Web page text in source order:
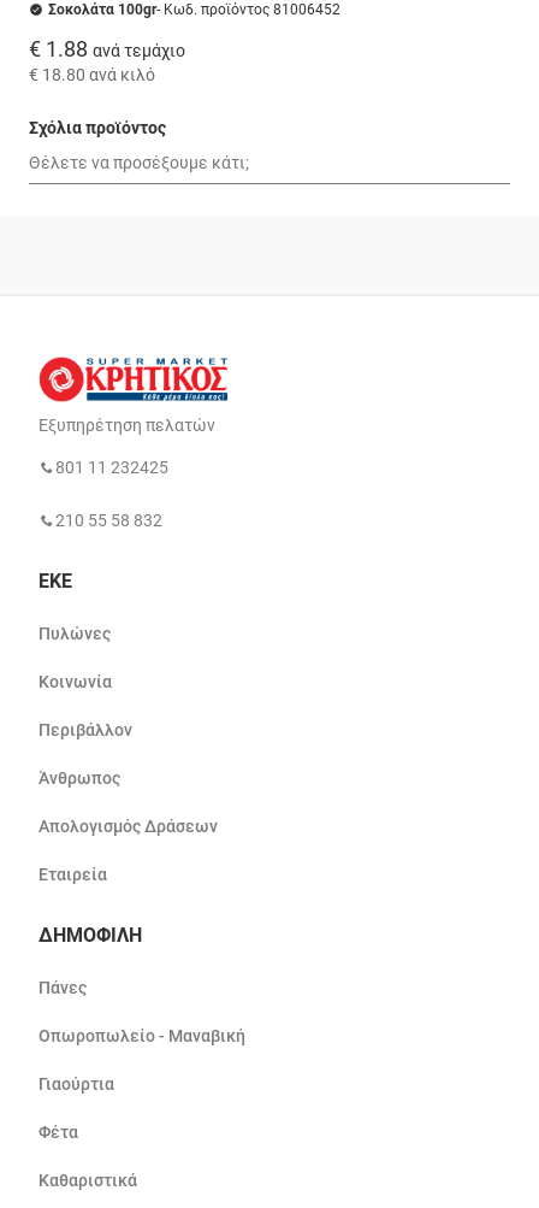
Σοκολάτα 100gr- Κωδ. προϊόντος 81006452
€ 1.88 ανά τεμάχιο
€ 18.80 ανά κιλό
Σχόλια προϊόντος
Εξυπηρέτηση πελατών
801 11 232425
210 55 58 832
ΕΚΕ
Πυλώνες
Κοινωνία
Περιβάλλον
Άνθρωπος
Απολογισμός Δράσεων
Εταιρεία
ΔΗΜΟΦΙΛΗ
Πάνες
Οπωροπωλείο - Μαναβική
Γιαούρτια
Φέτα
Καθαριστικά